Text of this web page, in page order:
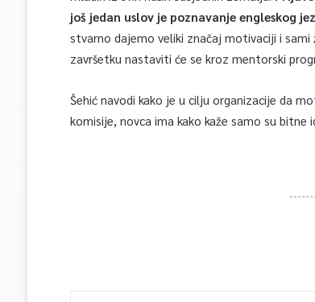
još jedan uslov je poznavanje engleskog
stvarno dajemo veliki značaj motivaciji i
završetku nastaviti će se kroz mentorski
Šehić navodi kako je u cilju organizacije da
komisije, novca ima kako kaže samo su bitne